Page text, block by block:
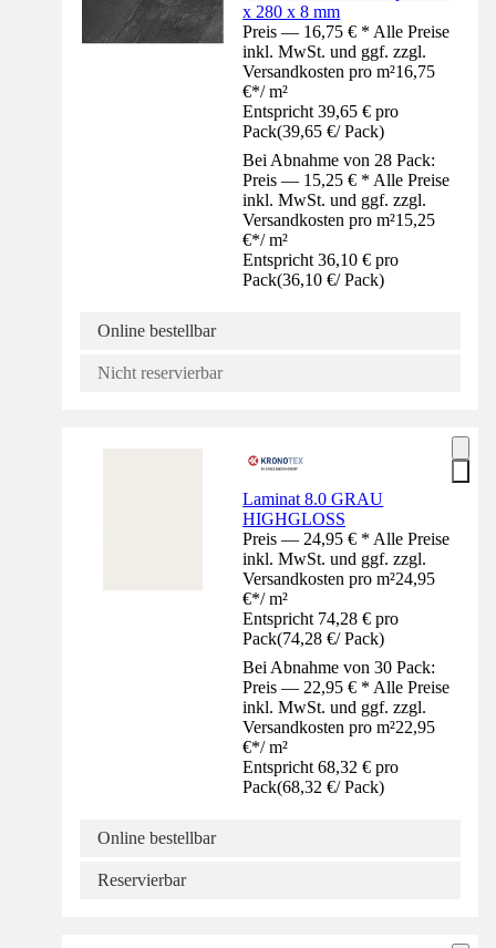
x 280 x 8 mm
Preis — 16,75 € * Alle Preise
inkl. MwSt. und ggf. zzgl.
Versandkosten pro m²16,75
€*/ m²
Entspricht 39,65 € pro
Pack(39,65 €/ Pack)
Bei Abnahme von 28 Pack:
Preis — 15,25 € * Alle Preise
inkl. MwSt. und ggf. zzgl.
Versandkosten pro m²15,25
€*/ m²
Entspricht 36,10 € pro
Pack(36,10 €/ Pack)
Online bestellbar
Nicht reservierbar
Laminat 8.0 GRAU
HIGHGLOSS
Preis — 24,95 € * Alle Preise
inkl. MwSt. und ggf. zzgl.
Versandkosten pro m²24,95
€*/ m²
Entspricht 74,28 € pro
Pack(74,28 €/ Pack)
Bei Abnahme von 30 Pack:
Preis — 22,95 € * Alle Preise
inkl. MwSt. und ggf. zzgl.
Versandkosten pro m²22,95
€*/ m²
Entspricht 68,32 € pro
Pack(68,32 €/ Pack)
Online bestellbar
Reservierbar